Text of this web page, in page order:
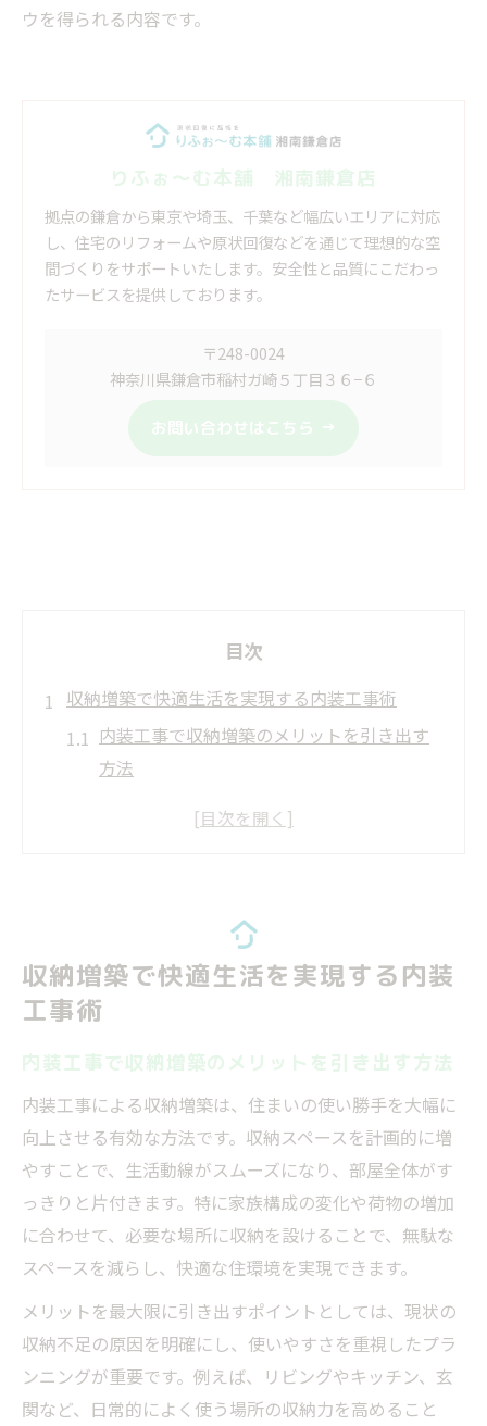
ウを得られる内容です。
りふぉ～む本舗 湘南鎌倉店
拠点の鎌倉から東京や埼玉、千葉など幅広いエリアに対応
し、住宅のリフォームや原状回復などを通じて理想的な空
間づくりをサポートいたします。安全性と品質にこだわっ
たサービスを提供しております。
〒248-0024
神奈川県鎌倉市稲村ガ崎５丁目３６−６
お問い合わせはこちら
目次
収納増築で快適生活を実現する内装工事術
内装工事で収納増築のメリットを引き出す
方法
リフォームで収納スペースを賢く増やすコ
収納増築の内装工事はどこまで可能か解説
暮らしやすさを高める内装工事の収納リフォー
ム
内装工事で暮らしやすい収納増築の秘訣
収納リフォーム事例から学ぶ使いやすさの
工夫
内装工事で収納増やす際のポイントとは
収納リフォーム費用の相場と予算の立て方
快適な暮らしに不可欠な収納計画の立て方
後付け収納なら内装工事でできること
内装工事で実現する後付け収納の種類と特
徴
収納リフォームで後付け可能な設備の選び
方
収納増築で快適生活を実現する内装
工事術
内装工事で収納増築のメリットを引き出す方法
内装工事による収納増築は、住まいの使い勝手を大幅に
向上させる有効な方法です。収納スペースを計画的に増
やすことで、生活動線がスムーズになり、部屋全体がす
っきりと片付きます。特に家族構成の変化や荷物の増加
に合わせて、必要な場所に収納を設けることで、無駄な
スペースを減らし、快適な住環境を実現できます。
メリットを最大限に引き出すポイントとしては、現状の
収納不足の原因を明確にし、使いやすさを重視したプラ
ンニングが重要です。例えば、リビングやキッチン、玄
関など、日常的によく使う場所の収納力を高めること